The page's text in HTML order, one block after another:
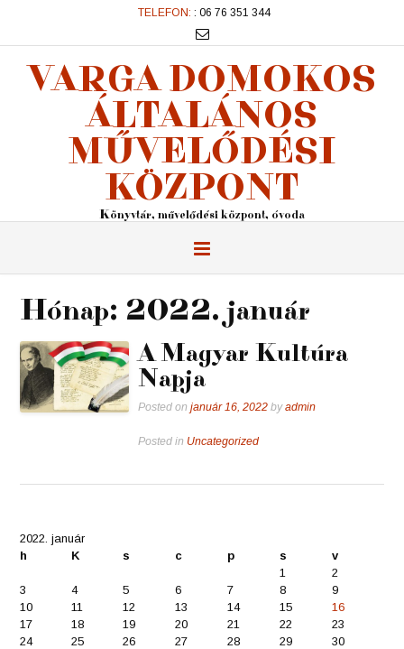
TELEFON: : 06 76 351 344
VARGA DOMOKOS
ÁLTALÁNOS
MŰVELŐDÉSI
KÖZPONT
Könyvtár, művelődési központ, óvoda
Hónap: 2022. január
A Magyar Kultúra
Napja
Posted onjanuár 16, 2022 byadmin
Posted in Uncategorized
2022. január
h
K s c p s
v
1
2
3
4 5 6 7 8
9
10
11 12 13 14 15
16
17
18 19 20 21 22
23
24
25 26 27 28 29
30